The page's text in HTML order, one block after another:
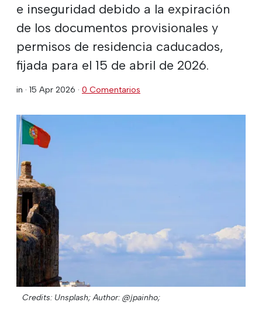
e inseguridad debido a la expiración
de los documentos provisionales y
permisos de residencia caducados,
fijada para el 15 de abril de 2026.
in · 15 Apr 2026 · 0 Comentarios
Credits: Unsplash; Author: @jpainho;